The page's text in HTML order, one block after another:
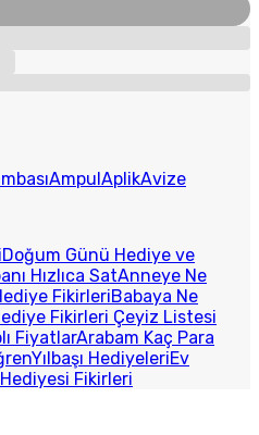
AmpulAplikAvize
Doğum Günü Hediye ve
Hızlıca SatAnneye Ne
FikirleriBabaya Ne
Fikirleri Çeyiz Listesi
FiyatlarArabam Kaç Para
Yılbaşı HediyeleriEv
Fikirleri